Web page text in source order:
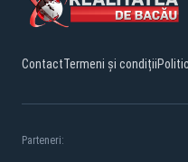
ContactTermeni și condiții
Parteneri: